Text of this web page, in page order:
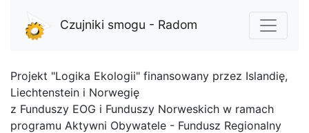
Czujniki smogu - Radom
Projekt "Logika Ekologii" finansowany przez Islandię,
Liechtenstein i Norwegię
z Funduszy EOG i Funduszy Norweskich w ramach
programu Aktywni Obywatele - Fundusz Regionalny